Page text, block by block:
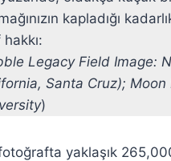
kapladığı
Legacy Field Image:
Santa Cruz);
)
yaklaşık